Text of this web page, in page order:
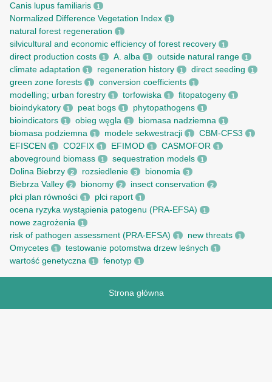
Canis lupus familiaris 1
Normalized Difference Vegetation Index 1
natural forest regeneration 1
silvicultural and economic efficiency of forest recovery 1
direct production costs 1 A. alba 1 outside natural range 1
climate adaptation 1 regeneration history 1 direct seeding 1
green zone forests 1 conversion coefficients 1
modelling; urban forestry 1 torfowiska 1 fitopatogeny 1
bioindykatory 1 peat bogs 1 phytopathogens 1
bioindicators 1 obieg węgla 1 biomasa nadziemna 1
biomasa podziemna 1 modele sekwestracji 1 CBM-CFS3 1
EFISCEN 1 CO2FIX 1 EFIMOD 1 CASMOFOR 1
aboveground biomass 1 sequestration models 1
Dolina Biebrzy 2 rozsiedlenie 3 bionomia 3
Biebrza Valley 2 bionomy 2 insect conservation 2
płci plan równości 1 płci raport 1
ocena ryzyka wystąpienia patogenu (PRA-EFSA) 1
nowe zagrożenia 1
risk of pathogen assessment (PRA-EFSA) 1 new threats 1
Omycetes 1 testowanie potomstwa drzew leśnych 1
wartość genetyczna 1 fenotyp 1
Strona główna